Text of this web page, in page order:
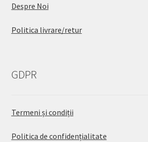
Despre Noi
Politica livrare/retur
GDPR
Termeni și condiții
Politica de confidențialitate